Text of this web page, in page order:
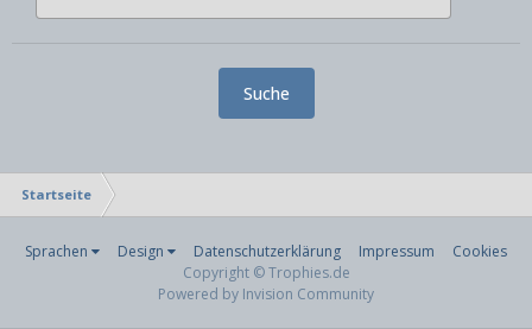
Suche
Startseite
Sprachen Design Datenschutzerklärung Impressum
Cookies
Copyright © Trophies.de
Powered by Invision Community